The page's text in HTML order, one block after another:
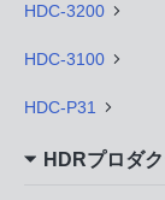
HDC-3200
HDC-3100
HDC-P31
HDRプロダ